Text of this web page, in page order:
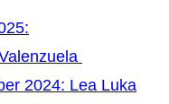
2024: Lea Luka